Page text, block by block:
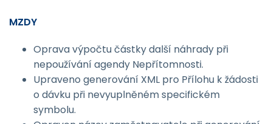
MZDY
Oprava výpočtu částky další náhrady při
nepoužívání agendy Nepřítomnosti.
Upraveno generování XML pro Přílohu k žádosti
o dávku při nevyuplněném specifickém
symbolu.